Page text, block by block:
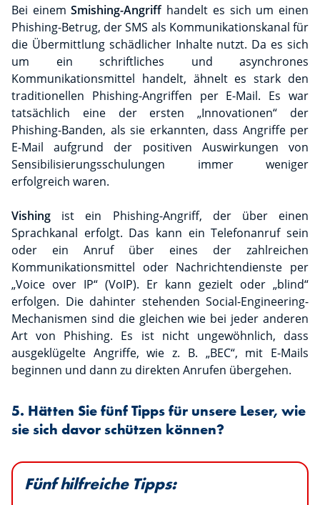
Bei einemSmishing-Angriffhandelt es sich um einen
Phishing-Betrug, der SMS als Kommunikationskanal für
die Übermittlung schädlicher Inhalte nutzt. Da es sich
um ein schriftliches und asynchrones
Kommunikationsmittel handelt, ähnelt es stark den
traditionellen Phishing-Angriffen per E-Mail. Es war
tatsächlich eine der ersten „Innovationen“ der
Phishing-Banden, als sie erkannten, dass Angriffe per
E-Mail aufgrund der positiven Auswirkungen von
Sensibilisierungsschulungen immer weniger
erfolgreich waren.
Vishing ist ein Phishing-Angriff, der über einen
Sprachkanal erfolgt. Das kann ein Telefonanruf sein
oder ein Anruf über eines der zahlreichen
Kommunikationsmittel oder Nachrichtendienste per
„Voice over IP“ (VoIP). Er kann gezielt oder „blind“
erfolgen. Die dahinter stehenden Social-Engineering-
Mechanismen sind die gleichen wie bei jeder anderen
Art von Phishing. Es ist nicht ungewöhnlich, dass
ausgeklügelte Angriffe, wie z. B. „BEC“, mit E-Mails
beginnen und dann zu direkten Anrufen übergehen.
5. Hätten Sie fünf Tipps für unsere Leser, wie
sie sich davor schützen können?
Fünf hilfreiche Tipps: